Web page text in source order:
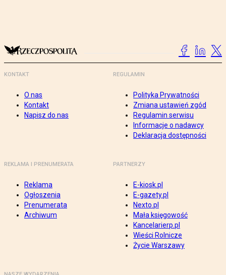
KONTAKT
O nas
Kontakt
Napisz do nas
REGULAMIN
Polityka Prywatności
Zmiana ustawień zgód
Regulamin serwisu
Informacje o nadawcy
Deklaracja dostępności
REKLAMA I PRENUMERATA
Reklama
Ogłoszenia
Prenumerata
Archiwum
PARTNERZY
E-kiosk.pl
E-gazety.pl
Nexto.pl
Mała księgowość
Kancelarierp.pl
Wieści Rolnicze
Życie Warszawy